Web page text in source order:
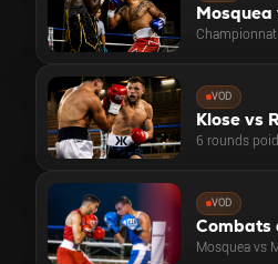
Mosquea
VOD
Klose vs
6 rounds
VOD
Combats
Mosquea vs